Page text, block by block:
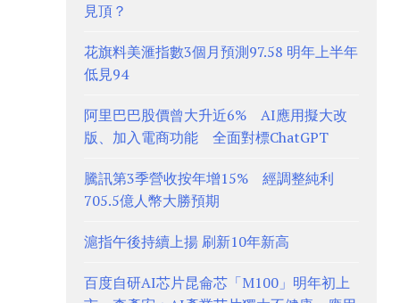
見頂？
花旗料美滙指數3個月預測97.58 明年上半年
低見94
阿里巴巴股價曾大升近6% AI應用擬大改
版、加入電商功能 全面對標ChatGPT
騰訊第3季營收按年增15% 經調整純利
705.5億人幣大勝預期
滬指午後持續上揚 刷新10年新高
百度自研AI芯片昆侖芯「M100」明年初上